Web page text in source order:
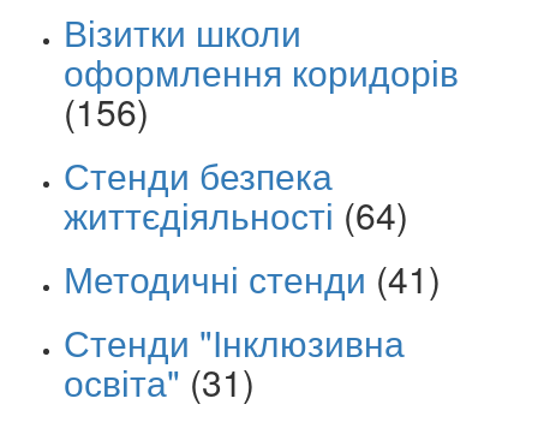
Візитки школи
оформлення коридорів
(156)
Стенди безпека
життєдіяльності (64)
Методичні стенди (41)
Стенди "Інклюзивна
освіта" (31)